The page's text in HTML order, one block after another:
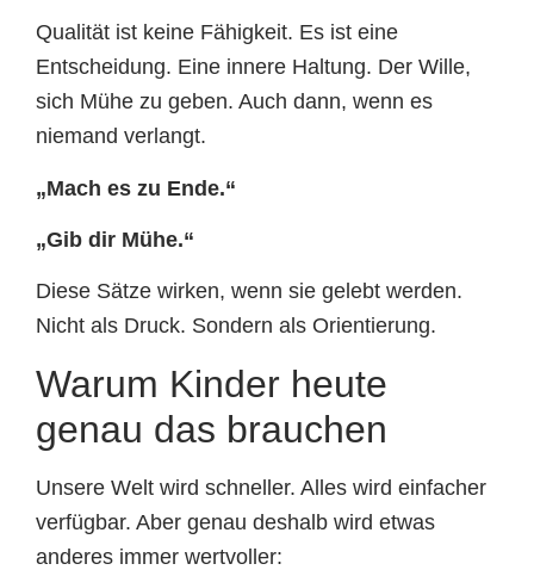
Qualität ist keine Fähigkeit. Es ist eine
Entscheidung. Eine innere Haltung. Der Wille,
sich Mühe zu geben. Auch dann, wenn es
niemand verlangt.
„Mach es zu Ende.“
„Gib dir Mühe.“
Diese Sätze wirken, wenn sie gelebt werden.
Nicht als Druck. Sondern als Orientierung.
Warum Kinder heute
genau das brauchen
Unsere Welt wird schneller. Alles wird einfacher
verfügbar. Aber genau deshalb wird etwas
anderes immer wertvoller: